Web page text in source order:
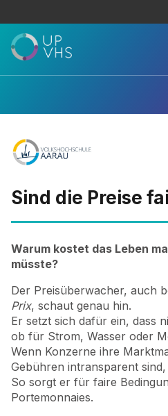
Sind die Preise
Warum kostet das Leben
müsste?
Der Preisüberwacher, auch
Prix, schaut genau hin.
Er setzt sich dafür ein, dass
ob für Strom, Wasser oder
Wenn Konzerne ihre
Gebühren intransparent
So sorgt er für faire
Portemonnaies.